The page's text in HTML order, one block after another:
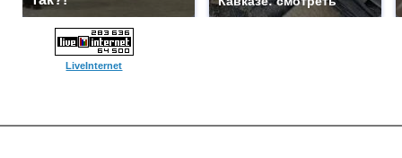
LiveInternet